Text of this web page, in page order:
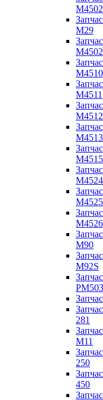
M4502
M29
M4510
M4511
M4512
M4513
M4515
M4524
M4525
M4526
M90
M92S
PM503
281
M11
250
450